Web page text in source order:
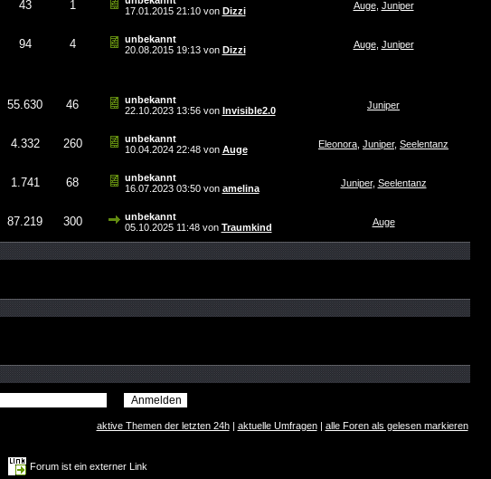
43 1
17.01.2015 21:10von Dizzi Auge, Juniper
94 4
unbekannt
20.08.2015 19:13von Dizzi Auge, Juniper
55.630 46
unbekannt
22.10.2023 13:56von Invisible2.0 Juniper
4.332 260
unbekannt
10.04.2024 22:48von Auge Eleonora Juniper, Seelentanz
1.741 68
unbekannt
16.07.2023 03:50von amelina Juniper, Seelentanz
87.219 300
unbekannt
05.10.2025 11:48von Traumkind Auge
aktive Themen der letzten 24h| aktuelle Umfragen| alle Foren als gelesen markieren
Forum ist ein externer Link